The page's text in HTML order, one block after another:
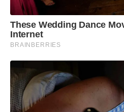
These Wedding Dance
Internet
BRAINBERRIES